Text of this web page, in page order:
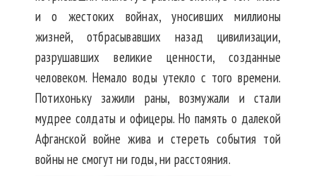
и о жестоких войнах, уносивших миллионы
жизней, отбрасывавших назад цивилизации,
разрушавших великие ценности, созданные
человеком. Немало воды утекло с того времени.
Потихоньку зажили раны, возмужали и стали
мудрее солдаты и офицеры. Но память о далекой
Афганской войне жива и стереть события той
войны не смогут ни годы, ни расстояния.